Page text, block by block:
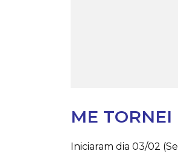
ME TORNEI
Iniciaram dia 03/02